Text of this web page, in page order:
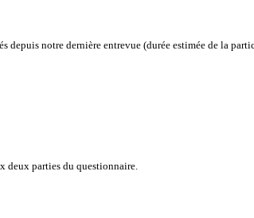
depuis notre dernière entrevue (durée estimée de la
deux parties du questionnaire.